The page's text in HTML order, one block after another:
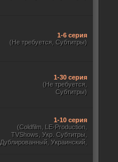
1-6 серия
(Не требуется, Субтитры)
1-30 серия
(Не требуется,
Субтитры)
1-10 серия
(Coldfilm, LE-Production,
TVShows, Укр. Субтитры,
Дублированный, Украинский,